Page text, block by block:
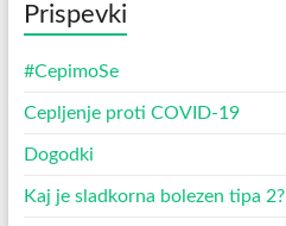
Prispevki
#CepimoSe
Cepljenje proti COVID-19
Dogodki
Kaj je sladkorna bolezen tipa 2?